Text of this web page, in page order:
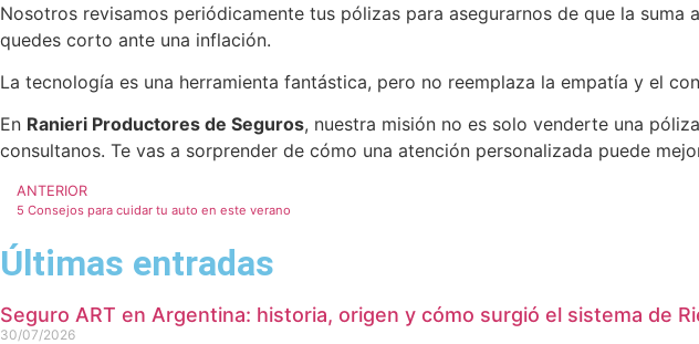
Nosotros revisamos periódicamente tus pólizas para asegurarnos de que la
quedes corto ante una inflación.
La tecnología es una herramienta fantástica, pero no reemplaza la empatía y el
En Ranieri Productores de Seguros, nuestra misión no es solo venderte una
consultanos. Te vas a sorprender de cómo una atención personalizada puede
ANTERIOR
5 Consejos para cuidar tu auto en este verano
Últimas entradas
Seguro ART en Argentina: historia, origen y cómo surgió el sistema de
30/07/2026